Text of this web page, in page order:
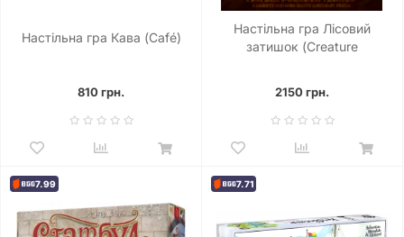
Настільна гра Кава (Café)
810 грн.
Настільна гра Лісовий
затишок (Creature
2150 грн.
7.99 7.71